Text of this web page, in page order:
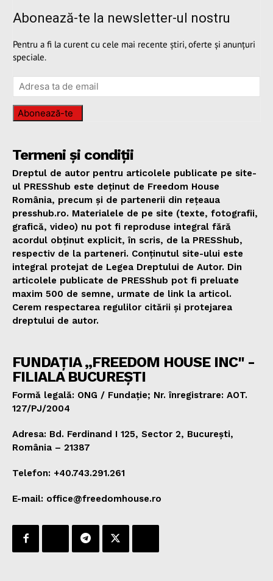
Abonează-te la newsletter-ul nostru
Pentru a fi la curent cu cele mai recente știri, oferte și anunțuri
speciale.
Abonează-te
Termeni și condiții
Dreptul de autor pentru articolele publicate pe site-
ul PRESShub este deținut de Freedom House
România, precum și de partenerii din rețeaua
presshub.ro. Materialele de pe site (texte, fotografii,
grafică, video) nu pot fi reproduse integral fără
acordul obținut explicit, în scris, de la PRESShub,
respectiv de la parteneri. Conținutul site-ului este
integral protejat de Legea Dreptului de Autor. Din
articolele publicate de PRESShub pot fi preluate
maxim 500 de semne, urmate de link la articol.
Cerem respectarea regulilor citării și protejarea
dreptului de autor.
FUNDAȚIA „FREEDOM HOUSE INC" -
FILIALA BUCUREȘTI
Formă legală: ONG / Fundație; Nr. înregistrare: AOT.
127/PJ/2004
Adresa: Bd. Ferdinand I 125, Sector 2, București,
România – 21387
Telefon: +40.743.291.261
E-mail: office@freedomhouse.ro